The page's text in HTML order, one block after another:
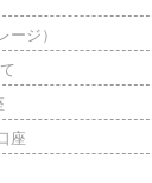
ージ）
座